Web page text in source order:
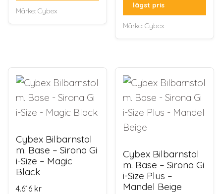
Märke: Cybex
lägst pris
Märke:Cybex
Cybex Bilbarnstol
m. Base – Sirona Gi
i-Size – Magic
Black
4.616 kr
Cybex Bilbarnstol
m. Base – Sirona Gi
i-Size Plus –
Mandel Beige